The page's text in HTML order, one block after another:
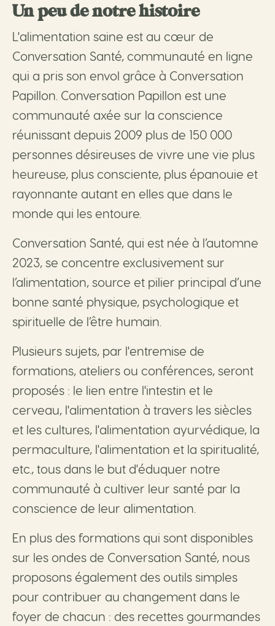
Un peu de notre histoire
L'alimentation saine est au cœur de
Conversation Santé, communauté en ligne
qui a pris son envol grâce à Conversation
Papillon. Conversation Papillon est une
communauté axée sur la conscience
réunissant depuis 2009 plus de 150 000
personnes désireuses de vivre une vie plus
heureuse, plus consciente, plus épanouie et
rayonnante autant en elles que dans le
monde qui les entoure.
Conversation Santé, qui est née à l’automne
2023, se concentre exclusivement sur
l’alimentation, source et pilier principal d’une
bonne santé physique, psychologique et
spirituelle de l’être humain.
Plusieurs sujets, par l'entremise de
formations, ateliers ou conférences, seront
proposés : le lien entre l'intestin et le
cerveau, l'alimentation à travers les siècles
et les cultures, l'alimentation ayurvédique, la
permaculture, l'alimentation et la spiritualité,
etc., tous dans le but d'éduquer notre
communauté à cultiver leur santé par la
conscience de leur alimentation.
En plus des formations qui sont disponibles
sur les ondes de Conversation Santé, nous
proposons également des outils simples
pour contribuer au changement dans le
foyer de chacun : des recettes gourmandes